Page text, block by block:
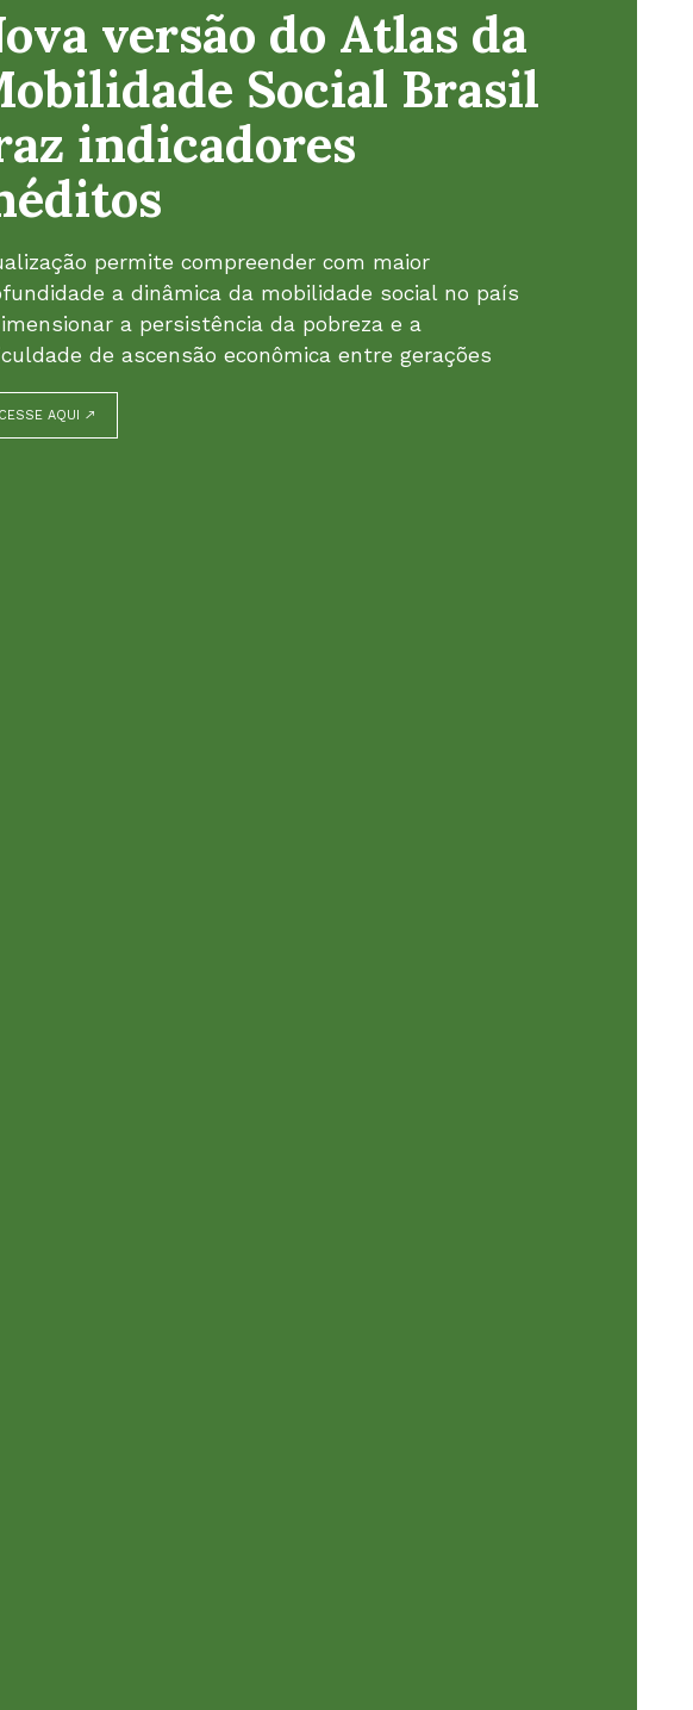
versão do Atlas da
Social Brasil
indicadores
permite compreender com maior
a dinâmica da mobilidade social no país
a persistência da pobreza e a
de ascensão econômica entre gerações
AQUI